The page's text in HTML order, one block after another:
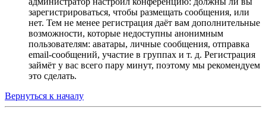
зарегистрироваться, чтобы размещать сообщения, или
нет. Тем не менее регистрация даёт вам дополнительные
возможности, которые недоступны анонимным
пользователям: аватары, личные сообщения, отправка
email-сообщений, участие в группах и т. д. Регистрация
займёт у вас всего пару минут, поэтому мы рекомендуем
это сделать.
Вернуться к началу